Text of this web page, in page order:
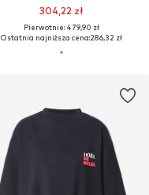
304,22 zł
Pierwotnie: 479,90 zł
Ostatnia najniższa cena:286,32 zł